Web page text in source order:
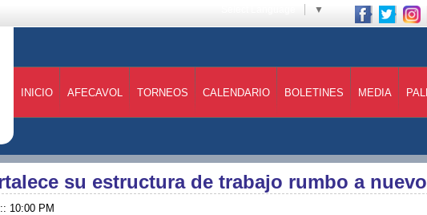
▼
INICIO AFECAVOL TORNEOS CALENDARIO BOLETINES MEDIA
su estructura de trabajo rumbo a
10:00 PM